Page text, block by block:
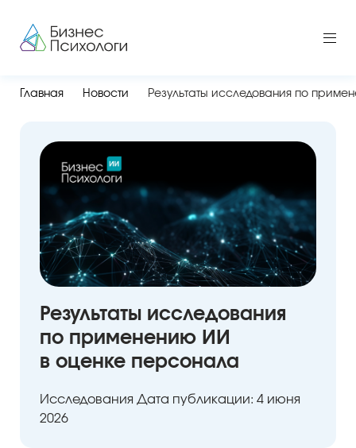
Главная Новости Результаты исследования по
Результаты исследования
по применению ИИ
в оценке персонала
Исследования Дата публикации: 4 июня
2026